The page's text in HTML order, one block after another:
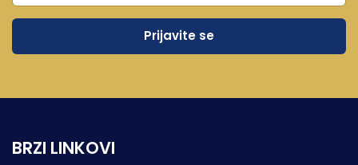
BRZI LINKOVI